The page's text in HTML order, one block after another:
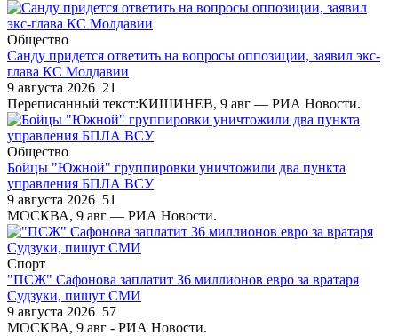
Общество
Санду придется ответить на вопросы оппозиции, заявил экс-
глава КС Молдавии
9 августа 2026 21
Переписанный текст:КИШИНЕВ, 9 авг — РИА Новости.
Общество
Бойцы "Южной" группировки уничтожили два пункта
управления БПЛА ВСУ
9 августа 2026 51
МОСКВА, 9 авг — РИА Новости.
Спорт
"ПСЖ" Сафонова заплатит 36 миллионов евро за вратаря
Судзуки, пишут СМИ
9 августа 2026 57
МОСКВА, 9 авг - РИА Новости.